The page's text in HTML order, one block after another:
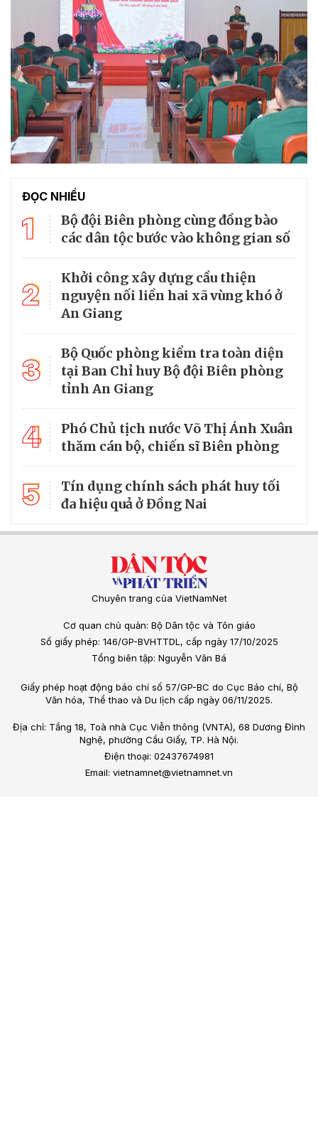
ĐỌC NHIỀU
1
Bộ đội Biên phòng cùng đồng bào
các dân tộc bước vào không gian số
2
Khởi công xây dựng cầu thiện
nguyện nối liền hai xã vùng khó ở
An Giang
3
Bộ Quốc phòng kiểm tra toàn diện
tại Ban Chỉ huy Bộ đội Biên phòng
tỉnh An Giang
4
Phó Chủ tịch nước Võ Thị Ánh Xuân
thăm cán bộ, chiến sĩ Biên phòng
5
Tín dụng chính sách phát huy tối
đa hiệu quả ở Đồng Nai
Chuyên trang của VietNamNet
Cơ quan chủ quản: Bộ Dân tộc và Tôn giáo
Số giấy phép: 146/GP-BVHTTDL, cấp ngày 17/10/2025
Tổng biên tập: Nguyễn Văn Bá
Giấy phép hoạt động báo chí số 57/GP-BC do Cục Báo chí, Bộ
Văn hóa, Thể thao và Du lịch cấp ngày 06/11/2025.
Địa chỉ: Tầng 18, Toà nhà Cục Viễn thông (VNTA), 68 Dương Đình
Nghệ, phường Cầu Giấy, TP. Hà Nội.
Điện thoại: 02437674981
Email: vietnamnet@vietnamnet.vn